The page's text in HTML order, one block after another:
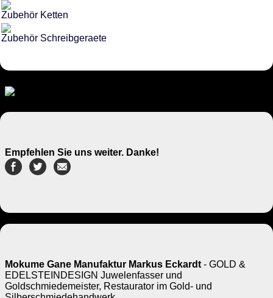
Zubehör Ketten
Zubehör Schreibgeraete
Empfehlen Sie uns weiter. Danke!
Mokume Gane Manufaktur Markus Eckardt - GOLD &
EDELSTEINDESIGN Juwelenfasser und
Goldschmiedemeister, Restaurator im Gold- und